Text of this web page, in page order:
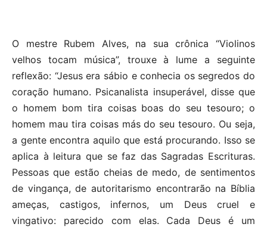
O mestre Rubem Alves, na sua crônica “Violinos
velhos tocam música”, trouxe à lume a seguinte
reflexão: “Jesus era sábio e conhecia os segredos do
coração humano. Psicanalista insuperável, disse que
o homem bom tira coisas boas do seu tesouro; o
homem mau tira coisas más do seu tesouro. Ou seja,
a gente encontra aquilo que está procurando. Isso se
aplica à leitura que se faz das Sagradas Escrituras.
Pessoas que estão cheias de medo, de sentimentos
de vingança, de autoritarismo encontrarão na Bíblia
ameças, castigos, infernos, um Deus cruel e
vingativo: parecido com elas. Cada Deus é um